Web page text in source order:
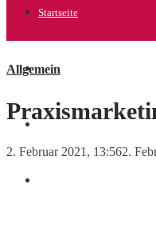
Startseite
Allgemein
Allgemein
2. Februar 2021, 13:562.